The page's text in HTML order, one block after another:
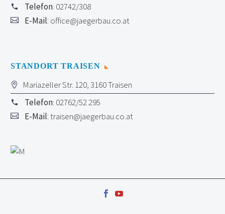
Telefon: 02742/308
E-Mail: office@jaegerbau.co.at
STANDORT TRAISEN
Mariazeller Str. 120, 3160 Traisen
Telefon: 02762/52 295
E-Mail:traisen@jaegerbau.co.at